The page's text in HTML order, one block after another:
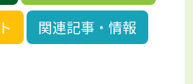
関連記事・情報